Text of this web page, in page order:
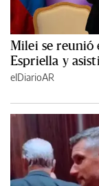
Milei se reunió
Espriella y
elDiarioAR